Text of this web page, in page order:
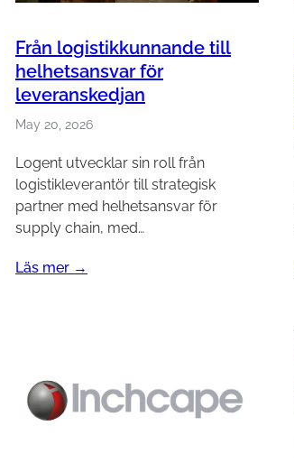
Från logistikkunnande till
helhetsansvar för
leveranskedjan
May 20, 2026
Logent utvecklar sin roll från
logistikleverantör till strategisk
partner med helhetsansvar för
supply chain, med…
Läs mer →